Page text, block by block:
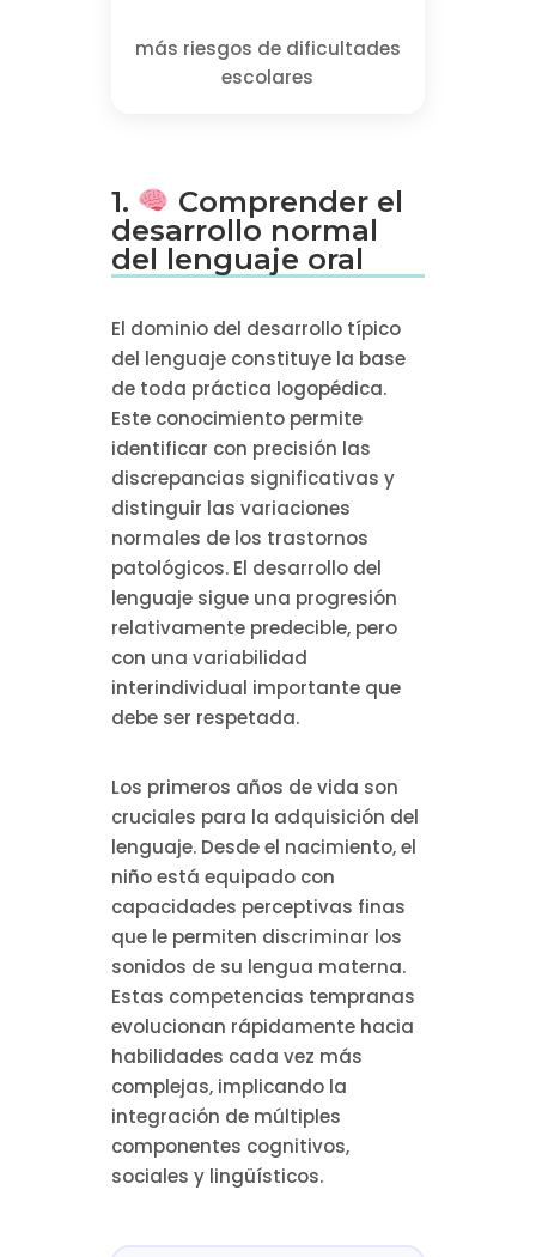
más riesgos de dificultades
escolares
1.
Comprender el
desarrollo normal
del lenguaje oral
El dominio del desarrollo típico
del lenguaje constituye la base
de toda práctica logopédica.
Este conocimiento permite
identificar con precisión las
discrepancias significativas y
distinguir las variaciones
normales de los trastornos
patológicos. El desarrollo del
lenguaje sigue una progresión
relativamente predecible, pero
con una variabilidad
interindividual importante que
debe ser respetada.
Los primeros años de vida son
cruciales para la adquisición del
lenguaje. Desde el nacimiento, el
niño está equipado con
capacidades perceptivas finas
que le permiten discriminar los
sonidos de su lengua materna.
Estas competencias tempranas
evolucionan rápidamente hacia
habilidades cada vez más
complejas, implicando la
integración de múltiples
componentes cognitivos,
sociales y lingüísticos.